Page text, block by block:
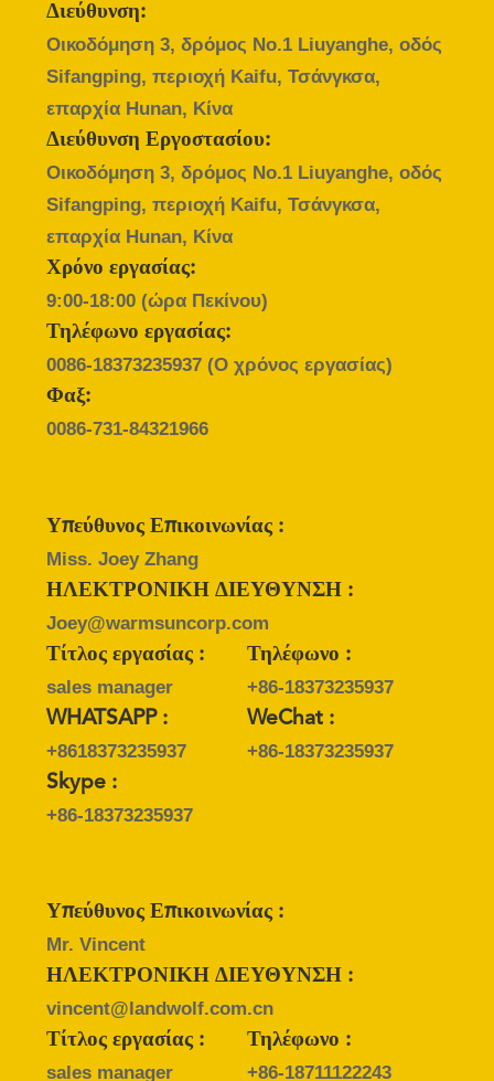
ΖΗΤΉΣΤΕ
ΈΝΑ
ΑΠΌΣΠΑΣΜΑ
SITEMAP
PRIVACY
POLICY
Διεύθυνση:
Οικοδόμηση 3, δρόμος No.1 Liuyanghe, οδός
Sifangping, περιοχή Kaifu, Τσάνγκσα,
επαρχία Hunan, Κίνα
Διεύθυνση Εργοστασίου:
Οικοδόμηση 3, δρόμος No.1 Liuyanghe, οδός
Sifangping, περιοχή Kaifu, Τσάνγκσα,
επαρχία Hunan, Κίνα
Χρόνο εργασίας:
9:00-18:00 (ώρα Πεκίνου)
Τηλέφωνο εργασίας:
0086-18373235937(Ο χρόνος εργασίας)
Φαξ:
0086-731-84321966
Υπεύθυνος Επικοινωνίας :
Miss. Joey Zhang
ΗΛΕΚΤΡΟΝΙΚΗ ΔΙΕΥΘΥΝΣΗ :
Joey@warmsuncorp.com
Τίτλος εργασίας :
sales manager
Τηλέφωνο :
+86-18373235937
WHATSAPP :
+8618373235937
WeChat :
+86-18373235937
Skype :
+86-18373235937
Υπεύθυνος Επικοινωνίας :
Mr. Vincent
ΗΛΕΚΤΡΟΝΙΚΗ ΔΙΕΥΘΥΝΣΗ :
vincent@landwolf.com.cn
Τίτλος εργασίας :
sales manager
Τηλέφωνο :
+86-18711122243